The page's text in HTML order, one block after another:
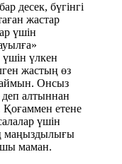
десек, бүгінгі
жастар
үшін
үлкен
жастың өз
Онсыз
деп алтыннан
Қоғаммен етене
үшін
маңыздылығы
маман.